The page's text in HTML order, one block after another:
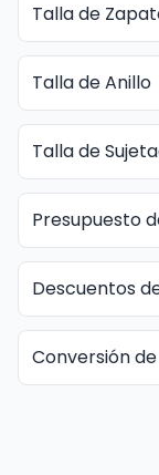
Talla de
Talla de Anillo
Talla de
Presupuesto
Descuentos
Conversión